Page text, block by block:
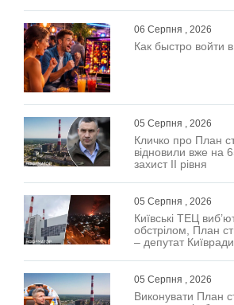
06 Серпня , 2026
Как быстро войти
05 Серпня , 2026
Кличко про План
відновили вже на
захист ІІ рівня
05 Серпня , 2026
Київські ТЕЦ
обстрілом, План
– депутат
05 Серпня , 2026
Виконувати План